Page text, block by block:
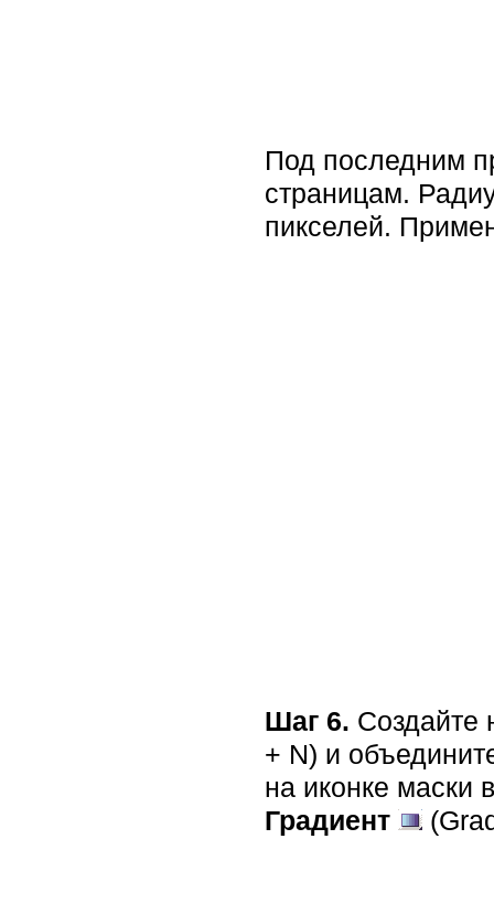
Под последним
страницам.
пикселей.
Шаг 6. Создайте
+ N) и
на иконке маски
Градиент